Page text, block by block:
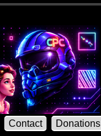
Contact Donations